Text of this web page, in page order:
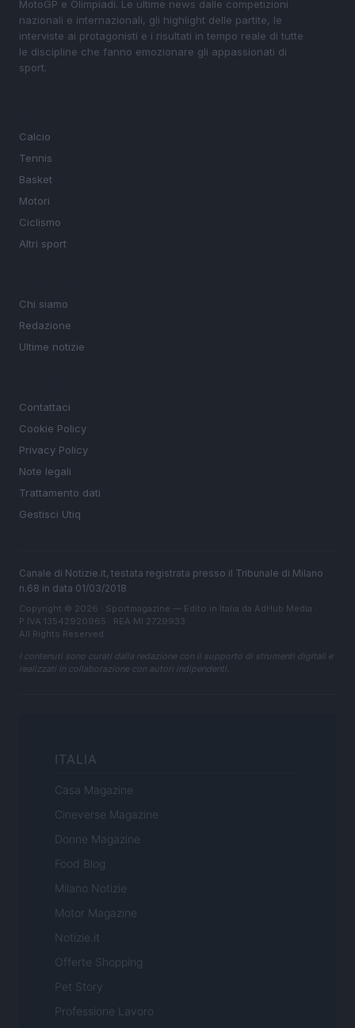
MotoGP e Olimpiadi. Le ultime news dalle competizioni
nazionali e internazionali, gli highlight delle partite, le
interviste ai protagonisti e i risultati in tempo reale di tutte
le discipline che fanno emozionare gli appassionati di
sport.
Calcio
Tennis
Basket
Motori
Ciclismo
Altri sport
Chi siamo
Redazione
Ultime notizie
Contattaci
Cookie Policy
Privacy Policy
Note legali
Trattamento dati
Gestisci Utiq
Canale di Notizie.it, testata registrata presso il Tribunale di Milano
n.68 in data 01/03/2018
Copyright © 2026 · Sportmagazine — Edito in Italia da AdHub Media
P.IVA 13542920965 · REA MI 2729933
All Rights Reserved
I contenuti sono curati dalla redazione con il supporto di strumenti digitali e
realizzati in collaborazione con autori indipendenti.
ITALIA
Casa Magazine
Cineverse Magazine
Donne Magazine
Food Blog
Milano Notizie
Motor Magazine
Notizie.it
Offerte Shopping
Pet Story
Professione Lavoro